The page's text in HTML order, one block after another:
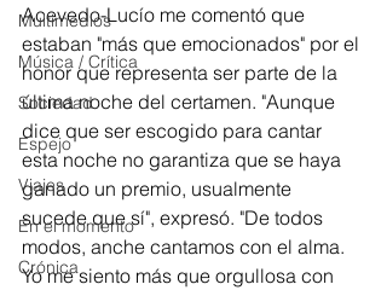
Multimedios
Música / Crítica
Sociedad
Espejo
Viajes
En el momento
Crónica
Acevedo-Lucío me comentó que
estaban "más que emocionados" por el
honor que representa ser parte de la
última noche del certamen. "Aunque
dice que ser escogido para cantar
esta noche no garantiza que se haya
ganado un premio, usualmente
sucede que sí", expresó. "De todos
modos, anche cantamos con el alma.
Yo me siento más que orgullosa con